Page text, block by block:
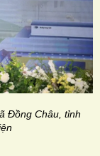
Đồng Châu, tỉnh